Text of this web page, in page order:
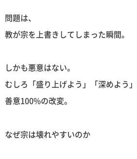
問題は、
教が宗を上書きしてしまった瞬間。
しかも悪意はない。
むしろ「盛り上げよう」「深めよう
善意100%の改変。
なぜ宗は壊れやすいのか